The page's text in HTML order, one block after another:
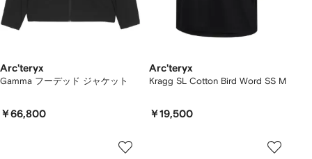
Arc'teryx
Gamma フーデッド ジャケット
￥66,800
Arc'teryx
Kragg SL Cotton Bird Word SS M
￥19,500